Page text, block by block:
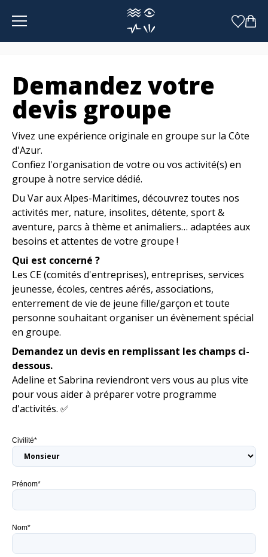
Panneau de gestion des cookies
Demandez votre
devis groupe
Vivez une expérience originale en groupe sur la Côte
d'Azur.
Confiez l'organisation de votre ou vos activité(s) en
groupe à notre service dédié.
Du Var aux Alpes-Maritimes, découvrez toutes nos
activités mer, nature, insolites, détente, sport &
aventure, parcs à thème et animaliers… adaptées aux
besoins et attentes de votre groupe !
Qui est concerné ?
Les CE (comités d'entreprises), entreprises, services
jeunesse, écoles, centres aérés, associations,
enterrement de vie de jeune fille/garçon et toute
personne souhaitant organiser un évènement spécial
en groupe.
Demandez un devis en remplissant les champs ci-
dessous.
Adeline et Sabrina reviendront vers vous au plus vite
pour vous aider à préparer votre programme
d'activités. ✅
Civilité*
Prénom*
Nom*